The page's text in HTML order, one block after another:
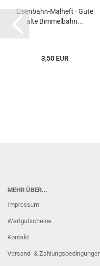
Eisenbahn-Malheft · Gute
alte Bimmelbahn...
3,50 EUR
MEHR ÜBER...
Impressum
Wertgutscheine
Kontakt
Versand- &